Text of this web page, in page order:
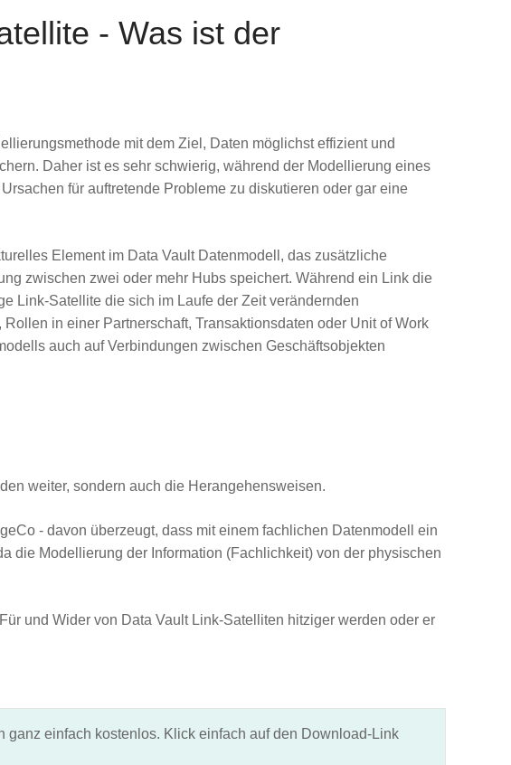
- Was ist der
mit dem Ziel, Daten möglichst effizient und
Daher ist es sehr schwierig, während der Modellierung eines
für auftretende Probleme zu diskutieren oder gar eine
Element im Data Vault Datenmodell, das zusätzliche
zwischen zwei oder mehr Hubs speichert. Während ein Link die
Link-Satellite die sich im Laufe der Zeit verändernden
in einer Partnerschaft, Transaktionsdaten oder Unit of Work
auch auf Verbindungen zwischen Geschäftsobjekten
weiter, sondern auch die Herangehensweisen.
- davon überzeugt, dass mit einem fachlichen Datenmodell ein
die Modellierung der Information (Fachlichkeit) von der physischen
und Wider von Data Vault Link-Satelliten hitziger werden oder er
ganz einfach kostenlos. Klick einfach auf den Download-Link